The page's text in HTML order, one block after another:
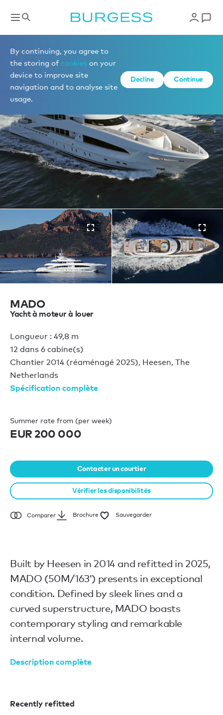
By continuing, you agree to
the storing of cookies on your
device to improve site
navigation and to analyse site
usage.
Decline Continue
Yachts à la location
1 de 19 photos
MADO
Yacht à moteur à louer
Longueur : 49,8 m
12 dans 6 cabine(s)
Chantier 2014 (réaménagé 2025), Heesen, The
Netherlands
Spécification complète
Summer rate from (per week)
EUR 200 000
Contacter un courtier
Vérifier les disponibilités
Comparer Brochure Sauvegarder
Built by Heesen in 2014 and refitted in 2025,
MADO (50M/163’) presents in exceptional
condition. Defined by sleek lines and a
curved superstructure, MADO boasts
contemporary styling and remarkable
internal volume.
Description complète
Recently refitted